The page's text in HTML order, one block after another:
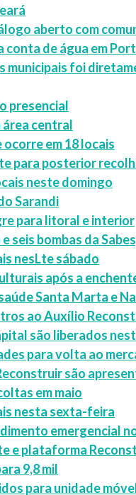
aberto com
conta de água em
municipais foi
presencial
área central
em 18 locais
para posterior
neste domingo
Sarandi
para litoral e interior
seis bombas da
nesLte sábado
após a
Santa Marta e
ao Auxílio
são liberados
para volta ao
são
em maio
nesta sexta-feira
emergencial
e plataforma
9,8 mil
para unidade